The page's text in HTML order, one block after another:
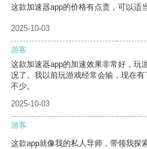
这款加速器app的价格有点贵，可以适
2025-10-03
游客
这款加速器app的加速效果非常好，玩
况了。我以前玩游戏经常会输，现在
不少。
2025-10-03
游客
这款app就像我的私人导师，带领我探